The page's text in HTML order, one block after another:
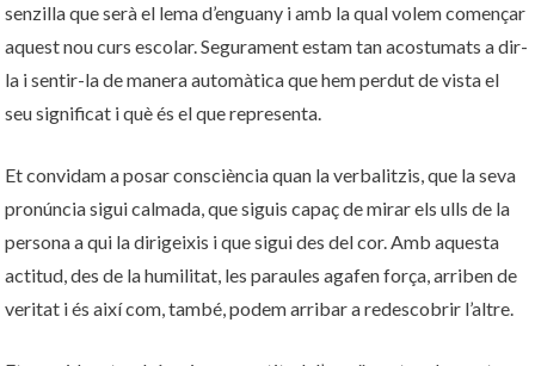
senzilla que serà el lema d’enguany i amb la qual volem començar
aquest nou curs escolar. Segurament estam tan acostumats a dir-
la i sentir-la de manera automàtica que hem perdut de vista el
seu significat i què és el que representa.
Et convidam a posar consciència quan la verbalitzis, que la seva
pronúncia sigui calmada, que siguis capaç de mirar els ulls de la
persona a qui la dirigeixis i que sigui des del cor. Amb aquesta
actitud, des de la humilitat, les paraules agafen força, arriben de
veritat i és així com, també, podem arribar a redescobrir l’altre.